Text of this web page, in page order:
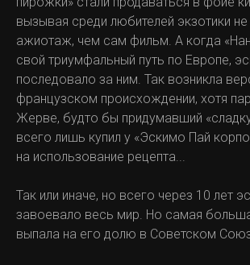
вызывая среди любителей экзотики
ажиотаж, чем сам фильм. А когда
свой триумфальный путь по Европе,
последовало за ним. Так возникла
французском происхождении, хотя
Жерве, будто бы придумавший
всего лишь купил у «Эскимо Пай
на использование рецепта...
Так или иначе, но всего через 10 лет
завоевало весь мир. Но самая
выпала на его долю в Советском